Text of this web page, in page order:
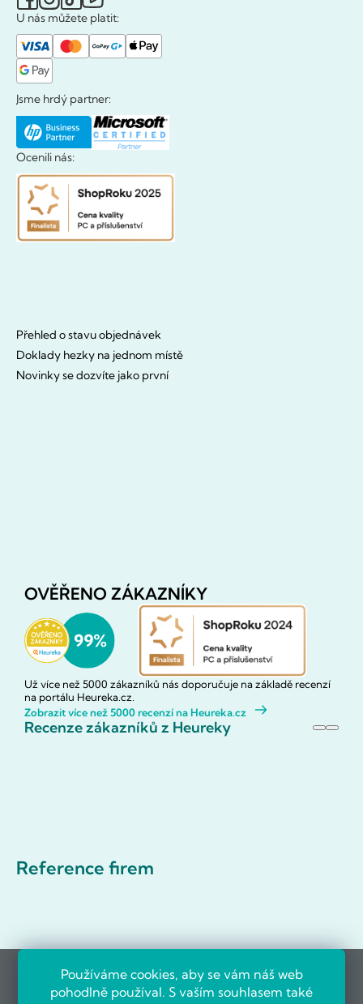
Používáme cookies, aby se vám náš web
pohodlně používal. S vaším souhlasem také
U nás můžete platit:
Jsme hrdý partner:
Ocenili nás:
Přehled o stavu objednávek
Doklady hezky na jednom místě
Novinky se dozvíte jako první
OVĚŘENO ZÁKAZNÍKY
Už více než 5000 zákazníků nás doporučuje na základě recenzí
na portálu Heureka.cz.
Zobrazit více než 5000 recenzí na Heureka.cz
Recenze zákazníků z Heureky
Reference firem